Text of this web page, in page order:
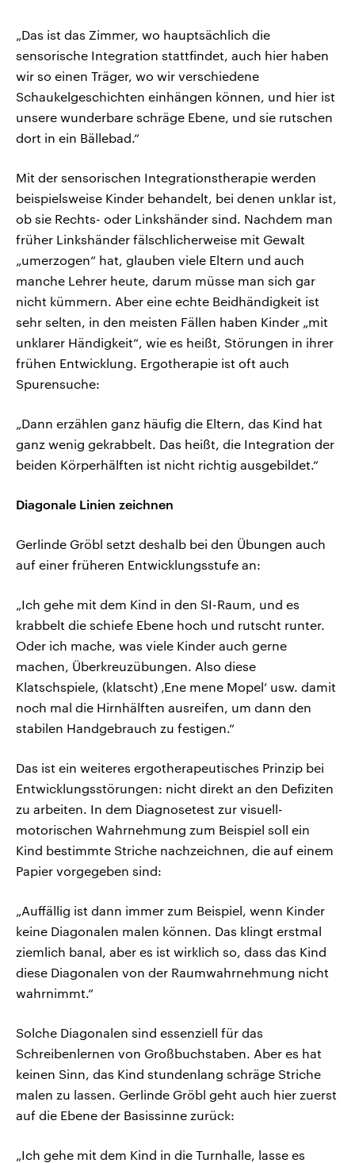
„Das ist das Zimmer, wo hauptsächlich die
sensorische Integration stattfindet, auch hier haben
wir so einen Träger, wo wir verschiedene
Schaukelgeschichten einhängen können, und hier ist
unsere wunderbare schräge Ebene, und sie rutschen
dort in ein Bällebad.“
Mit der sensorischen Integrationstherapie werden
beispielsweise Kinder behandelt, bei denen unklar ist,
ob sie Rechts- oder Linkshänder sind. Nachdem man
früher Linkshänder fälschlicherweise mit Gewalt
„umerzogen“ hat, glauben viele Eltern und auch
manche Lehrer heute, darum müsse man sich gar
nicht kümmern. Aber eine echte Beidhändigkeit ist
sehr selten, in den meisten Fällen haben Kinder „mit
unklarer Händigkeit“, wie es heißt, Störungen in ihrer
frühen Entwicklung. Ergotherapie ist oft auch
Spurensuche:
„Dann erzählen ganz häufig die Eltern, das Kind hat
ganz wenig gekrabbelt. Das heißt, die Integration der
beiden Körperhälften ist nicht richtig ausgebildet.“
Diagonale Linien zeichnen
Gerlinde Gröbl setzt deshalb bei den Übungen auch
auf einer früheren Entwicklungsstufe an:
„Ich gehe mit dem Kind in den SI-Raum, und es
krabbelt die schiefe Ebene hoch und rutscht runter.
Oder ich mache, was viele Kinder auch gerne
machen, Überkreuzübungen. Also diese
Klatschspiele, (klatscht) ‚Ene mene Mopel‘ usw. damit
noch mal die Hirnhälften ausreifen, um dann den
stabilen Handgebrauch zu festigen.“
Das ist ein weiteres ergotherapeutisches Prinzip bei
Entwicklungsstörungen: nicht direkt an den Defiziten
zu arbeiten. In dem Diagnosetest zur visuell-
motorischen Wahrnehmung zum Beispiel soll ein
Kind bestimmte Striche nachzeichnen, die auf einem
Papier vorgegeben sind:
„Auffällig ist dann immer zum Beispiel, wenn Kinder
keine Diagonalen malen können. Das klingt erstmal
ziemlich banal, aber es ist wirklich so, dass das Kind
diese Diagonalen von der Raumwahrnehmung nicht
wahrnimmt.“
Solche Diagonalen sind essenziell für das
Schreibenlernen von Großbuchstaben. Aber es hat
keinen Sinn, das Kind stundenlang schräge Striche
malen zu lassen. Gerlinde Gröbl geht auch hier zuerst
auf die Ebene der Basissinne zurück:
„Ich gehe mit dem Kind in die Turnhalle, lasse es